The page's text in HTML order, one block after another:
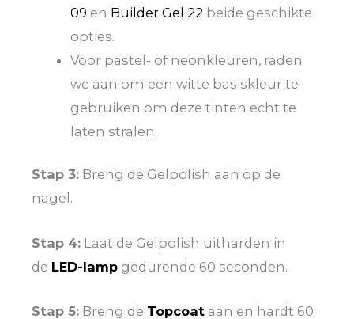
09 en Builder Gel 22 beide geschikte
opties.
Voor pastel- of neonkleuren, raden
we aan om een witte basiskleur te
gebruiken om deze tinten echt te
laten stralen.
Stap 3: Breng de Gelpolish aan op de
nagel.
Stap 4: Laat de Gelpolish uitharden in
de LED-lamp gedurende 60 seconden.
Stap 5: Breng de Topcoat aan en hardt 60